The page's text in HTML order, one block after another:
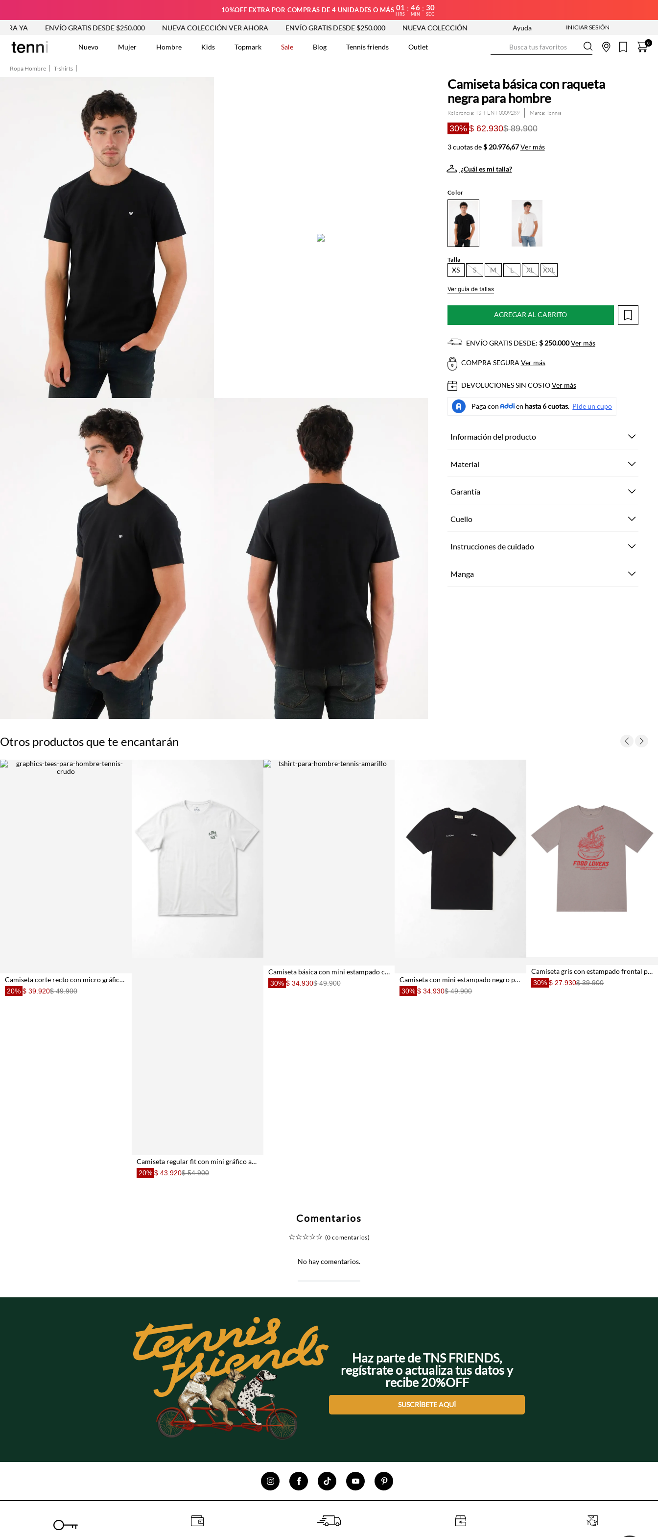
10%OFF EXTRA POR COMPRAS DE 4 UNIDADES O MÁS 01
HRS
: 46
MIN
: 29
SEG
ENVÍO GRATIS DESDE $250.000 NUEVA COLECCIÓN VER AHORA ENVÍO GRATIS DESDE $250.000 NUEVA COLECCIÓN ENTRA YA ENVÍO GRATIS DESDE $250.000
Ayuda
Nuevo Mujer Hombre Kids Topmark Sale Blog Tennis friends Outlet 0
Ropa Hombre T-shirts
Camiseta básica con raqueta
negra para hombre
Referencia: TSH-ENT-0009289 Tennis
30% $ 62.930$ 89.900
3 cuotas de$ 20.976,67 Ver más
¿Cuál es mi talla?
Color
Talla
XS S M L XL XXL
Ver guía de tallas
AGREGAR AL CARRITO
ENVÍO GRATIS DESDE: $ 250.000 Ver más
COMPRA SEGURAVer más
DEVOLUCIONES SIN COSTOVer más
Información del producto
Material
Garantía
Cuello
Instrucciones de cuidado
Manga
Otros productos que te encantarán
Camiseta corte recto con micro gráfico de camioneta en algodón crudo para hombre
20% $ 39.920$ 49.900
Camiseta regular fit con mini gráfico al pecho en algodón blanco para hombre
20% $ 43.920$ 54.900
Camiseta básica con mini estampado con detalle frontal para hombre
30% $ 34.930$ 49.900 Camiseta con mini estampado negro para hombre
30% $ 34.930$ 49.900
Camiseta gris con estampado frontal para hombre
30% $ 27.930$ 39.900
Comentarios
☆☆☆☆☆ (0 comentarios)
No hay comentarios.
Haz parte de TNS FRIENDS,
regístrate o actualiza tus datos y
recibe 20%OFF
SUSCRÍBETE AQUÍ
7.
Vestido
Camisetas Mujer